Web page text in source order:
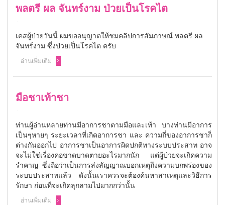
พลตรี ผล จันทร์งาม ป่วยเป็นโรคไต
เคสผู้ป่วยวันนี้ ผมขออนุญาตให้ชมคลิปการสัมภาษณ์ พลตรี ผล
จันทร์งาม ซึ่งป่วยเป็นโรคไต ครับ
อ่านเพิ่มเติม
มือชาเท้าชา
ท่านผู้อ่านหลายท่านมีอาการชาตามมือและเท้า บางท่านมีอาการ
เป็นๆหายๆ ระยะเวลาที่เกิดอาการชา และ ความถี่ของอาการชาก็
ต่างกันออกไป อาการชาเป็นอาการผิดปกติทางระบบประสาท อาจ
จะไม่ใช่เรื่องคอขาดบาดตายอะไรมากนัก แต่ผู้ป่วยจะเกิดความ
รำคาญ ซึ่งถือว่าเป็นการส่งสัญญาณบอกเหตุถึงความบกพร่องของ
ระบบประสาทแล้ว ดังนั้นเราควรจะต้องค้นหาสาเหตุและวิธีการ
รักษา ก่อนที่จะเกิดลุกลามไปมากกว่านั้น
อ่านเพิ่มเติม